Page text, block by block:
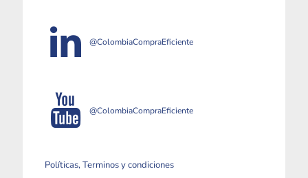
@ColombiaCompraEficiente
@ColombiaCompraEficiente
Políticas, Terminos y condiciones